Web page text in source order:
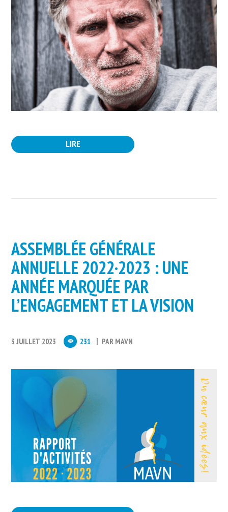
LIRE
ASSEMBLÉE GÉNÉRALE
ANNUELLE 2022·2023 : UNE
ANNÉE MARQUÉE PAR
L’ENGAGEMENT ET LA VISION
3 JUILLET 2023 231 PAR MAVN